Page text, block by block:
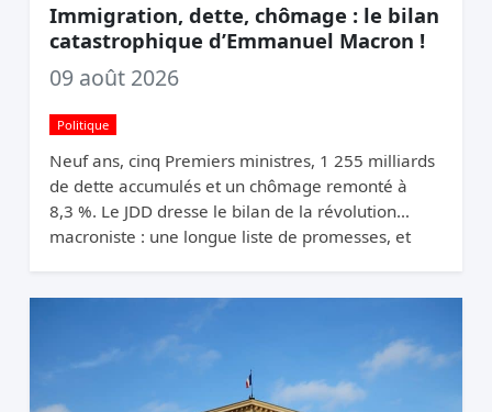
Immigration, dette, chômage : le bilan
catastrophique d’Emmanuel Macron !
09 août 2026
Politique
Neuf ans, cinq Premiers ministres, 1 255 milliards
de dette accumulés et un chômage remonté à
8,3 %. Le JDD dresse le bilan de la révolution
macroniste : une longue liste de promesses, et